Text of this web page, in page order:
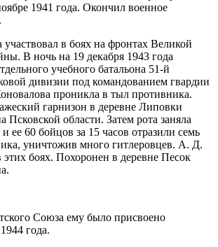
1941 года. Окончил военное
участвовал в боях на фронтах Великой
В ночь на 19 декабря 1943 года
учебного батальона 51-й
дивизии под командованием гвардии
проникла в тыл противника.
гарнизон в деревне Липовки
Псковской области. Затем рота заняла
ее 60 бойцов за 15 часов отразили семь
уничтожив много гитлеровцев. А. Д.
боях. Похоронен в деревне Песок
Союза ему было присвоено
года.